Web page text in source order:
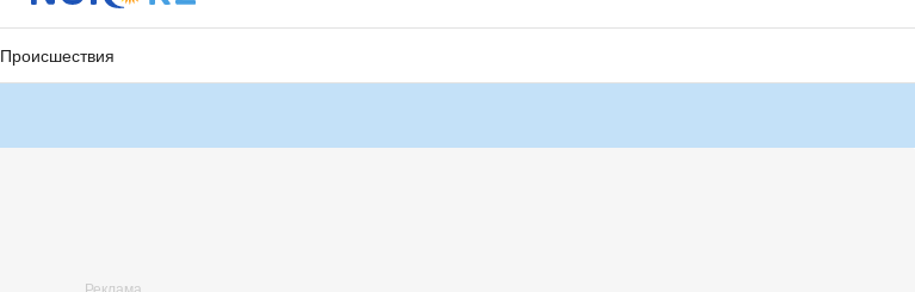
Происшествия